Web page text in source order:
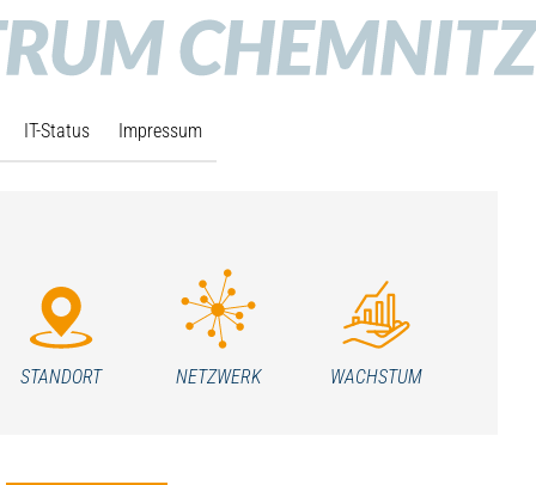
IT-Status Impressum
STANDORT NETZWERK WACHSTUM